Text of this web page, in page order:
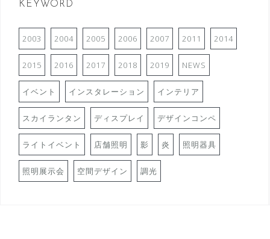
KEYWORD
2003 2004 2005 2006 2007 2011 2014
2015 2016 2017 2018 2019 NEWS
イベント インスタレーション インテリア
スカイランタン ディスプレイ デザインコンペ
ライトイベント 店舗照明 影 炎 照明器具
照明展示会 空間デザイン 調光